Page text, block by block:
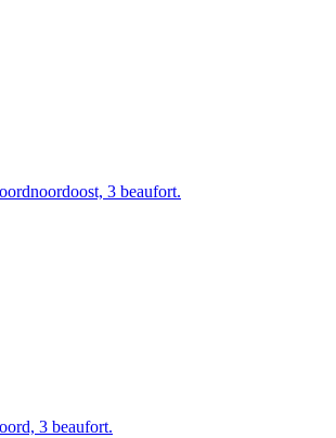
3 beaufort.
3 beaufort.